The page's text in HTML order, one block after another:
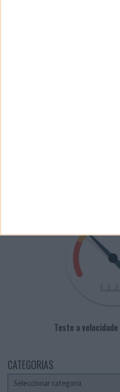
Teste a
CATEGORIAS
Categorias